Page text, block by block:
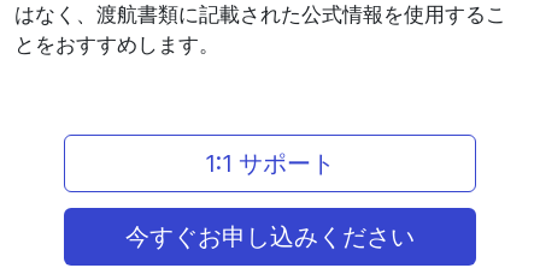
はなく、渡航書類に記載された公式情報を使用するこ
とをおすすめします。
1:1 サポート
今すぐお申し込みください